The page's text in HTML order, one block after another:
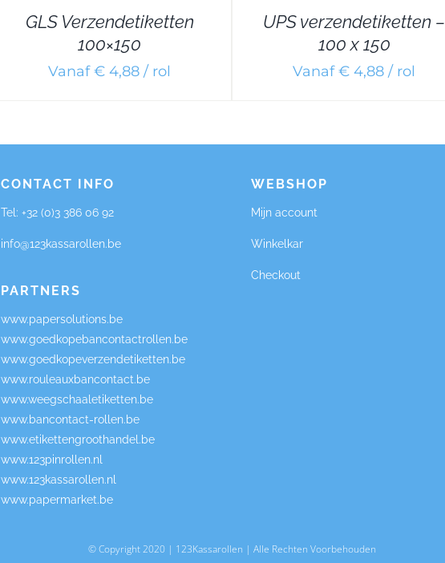
GLS Verzendetiketten
100×150
Vanaf € 4,88 / rol
UPS verzendetiketten –
100 x 150
Vanaf € 4,88 / rol
CONTACT INFO
Tel: +32 (0)3 386 06 92
info@123kassarollen.be
PARTNERS
www.papersolutions.be
www.goedkopebancontactrollen.be
www.goedkopeverzendetiketten.be
www.rouleauxbancontact.be
www.weegschaaletiketten.be
www.bancontact-rollen.be
www.etikettengroothandel.be
www.123pinrollen.nl
www.123kassarollen.nl
www.papermarket.be
WEBSHOP
Mijn account
Winkelkar
Checkout
© Copyright 2020 | 123Kassarollen | Alle Rechten Voorbehouden